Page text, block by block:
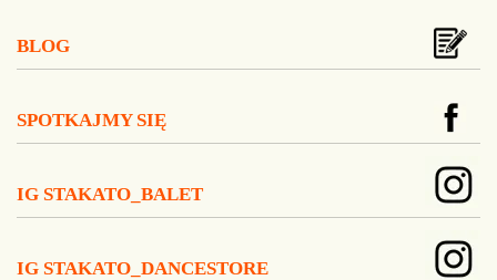
BLOG
SPOTKAJMY SIĘ
IG STAKATO_BALET
IG STAKATO_DANCESTORE